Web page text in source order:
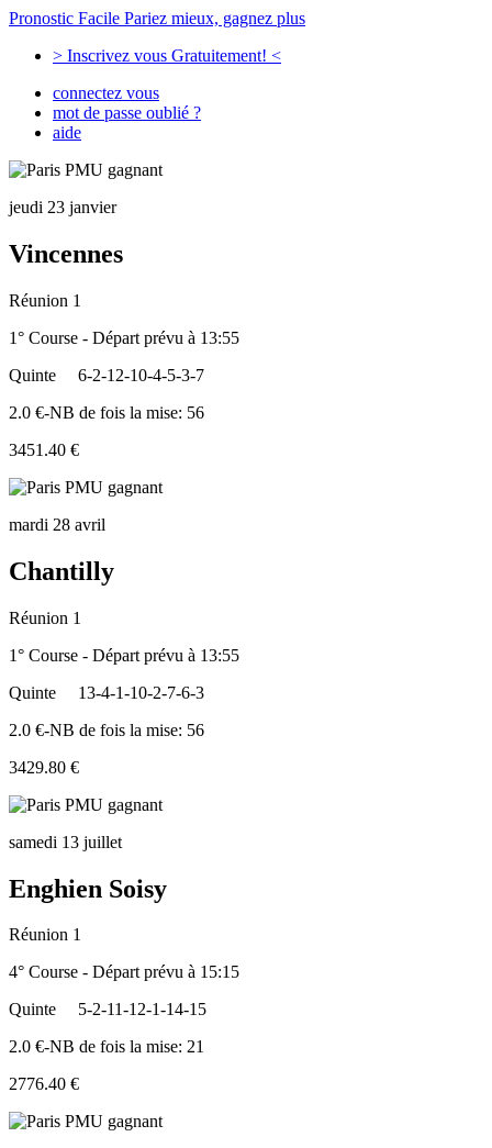
Pronostic Facile Pariez mieux, gagnez plus
> Inscrivez vous Gratuitement! <
connectez vous
mot de passe oublié ?
aide
jeudi 23 janvier
Vincennes
Réunion 1
1° Course - Départ prévu à 13:55
Quinte
6-2-12-10-4-5-3-7
2.0 €-NB de fois la mise: 56
3451.40 €
mardi 28 avril
Chantilly
Réunion 1
1° Course - Départ prévu à 13:55
Quinte
13-4-1-10-2-7-6-3
2.0 €-NB de fois la mise: 56
3429.80 €
samedi 13 juillet
Enghien Soisy
Réunion 1
4° Course - Départ prévu à 15:15
Quinte
5-2-11-12-1-14-15
2.0 €-NB de fois la mise: 21
2776.40 €